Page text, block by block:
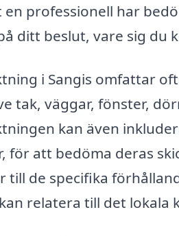
professionell har
ditt beslut, vare sig du
i Sangis omfattar
tak, väggar, fönster,
kan även
för att bedöma deras
de specifika
relatera till det lokala